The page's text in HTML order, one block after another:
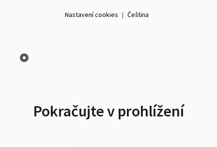
Nastavení cookies | Čeština
Pokračujte v prohlížení